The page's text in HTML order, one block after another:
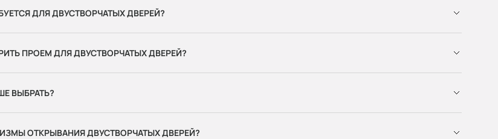
ДЛЯ ДВУСТВОРЧАТЫХ ДВЕРЕЙ?
ПРОЕМ ДЛЯ ДВУСТВОРЧАТЫХ ДВЕРЕЙ?
ВЫБРАТЬ?
ОТКРЫВАНИЯ ДВУСТВОРЧАТЫХ ДВЕРЕЙ?